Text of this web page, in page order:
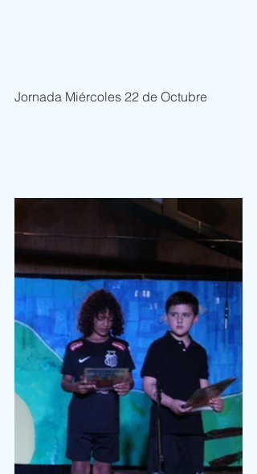
Jornada Miércoles 22 de Octubre